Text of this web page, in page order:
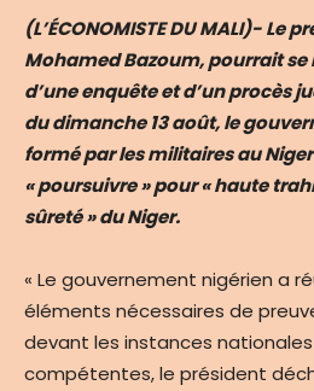
(L’ÉCONOMISTE DU MALI)- Le
Mohamed Bazoum, pourrait
d’une enquête et d’un procès
du dimanche 13 août, le
formé par les militaires au
« poursuivre » pour « haute
sûreté » du Niger.
« Le gouvernement nigérien a
éléments nécessaires de
devant les instances
compétentes, le président